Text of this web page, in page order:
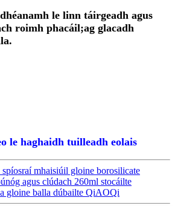
le linn táirgeadh agus
roimh phacáil;ag glacadh
le haghaidh tuilleadh eolais
spíosraí mhaisiúil gloine borosilicate
agus clúdach 260ml stocáilte
gloine balla dúbailte QiAOQi